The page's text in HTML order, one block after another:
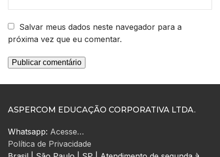
Salvar meus dados neste navegador para a
próxima vez que eu comentar.
ASPERCOM EDUCAÇÃO CORPORATIVA LTDA.
Whatsapp: Acesse…
Política de Privacidade